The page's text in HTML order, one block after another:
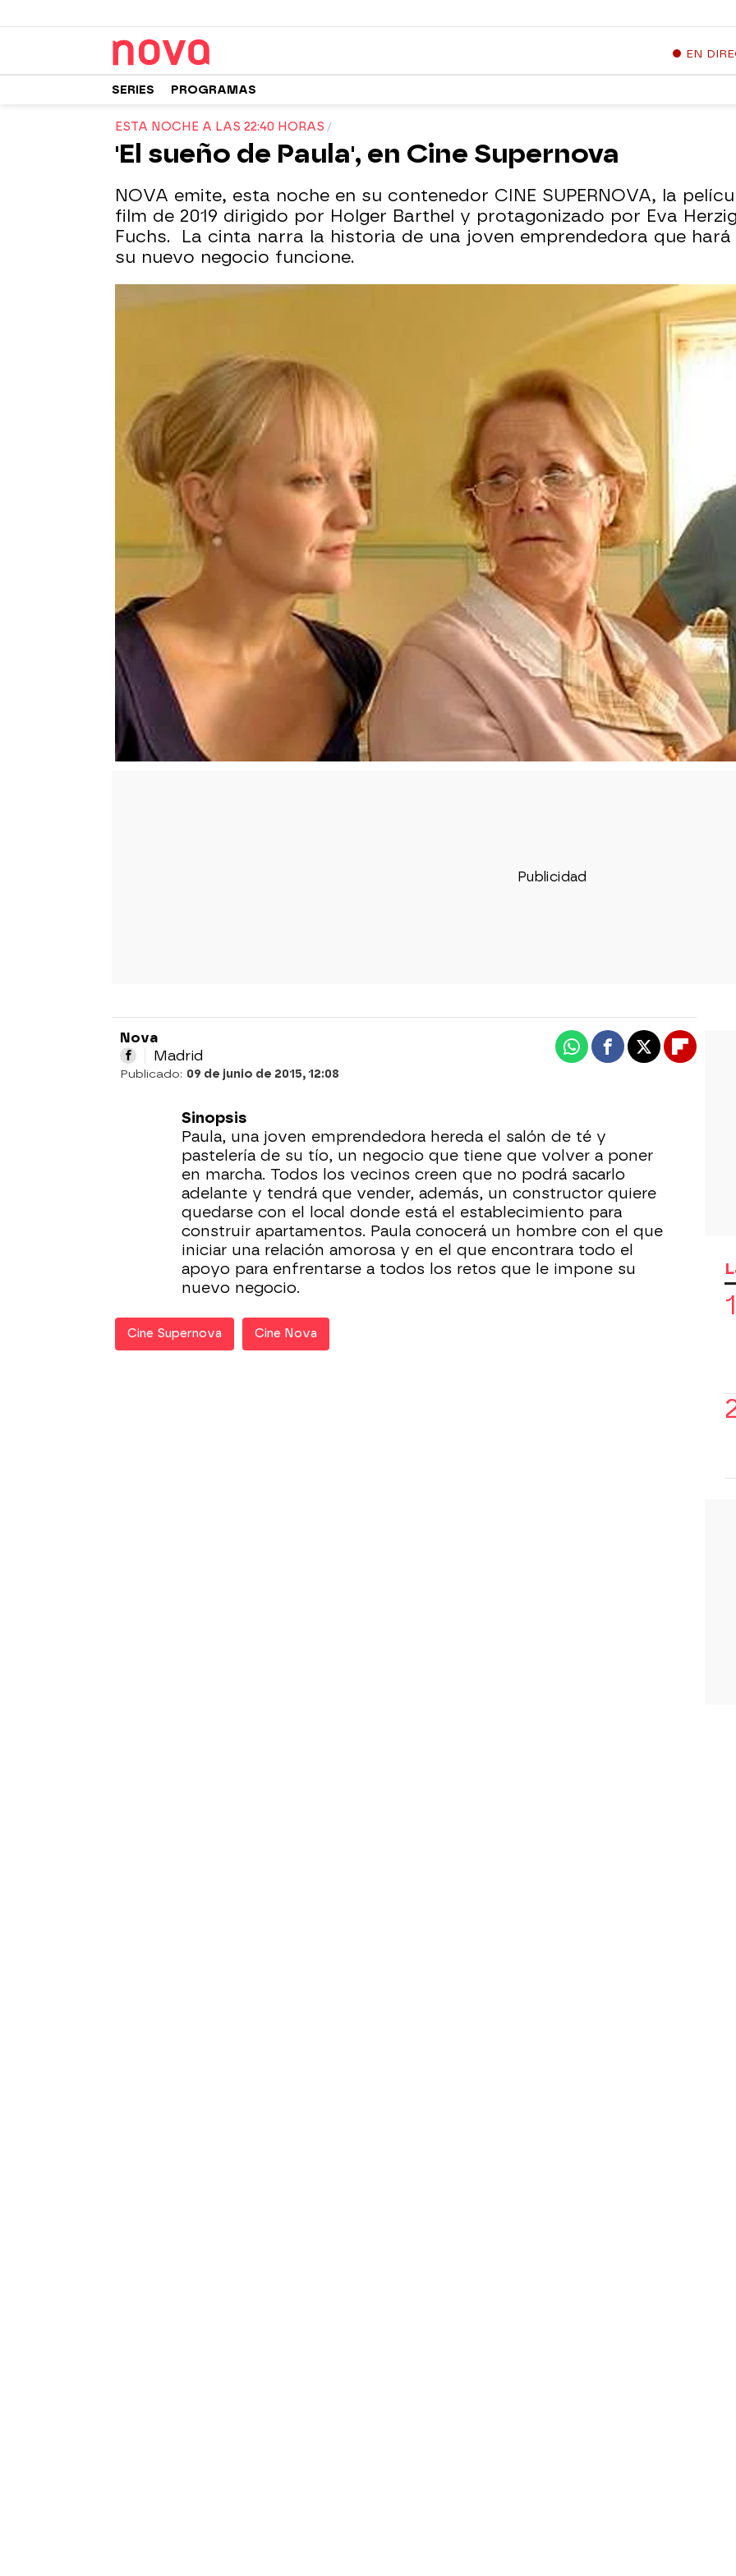
EN
SERIES PROGRAMAS
ESTA NOCHE A LAS 22:40 HORAS
'El sueño de Paula', en Cine Supernova
NOVA emite, esta noche en su contenedor CINE SUPERNOVA, la
film de 2019 dirigido por Holger Barthel y protagonizado por Eva
Fuchs. La cinta narra la historia de una joven emprendedora que
su nuevo negocio funcione.
Nova
Madrid
Publicado: 09 de junio de 2015, 12:08
WhatsappFacebook
X
Sinopsis
Paula, una joven emprendedora hereda el salón de té y
pastelería de su tío, un negocio que tiene que volver a poner
en marcha. Todos los vecinos creen que no podrá sacarlo
adelante y tendrá que vender, además, un constructor quiere
quedarse con el local donde está el establecimiento para
construir apartamentos. Paula conocerá un hombre con el que
iniciar una relación amorosa y en el que encontrara todo el
apoyo para enfrentarse a todos los retos que le impone su
nuevo negocio.
Cine Supernova Cine Nova